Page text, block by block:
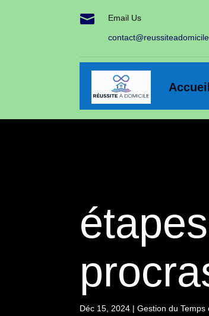
 Email Us
Accueil
Déc 15, 2024 |Gestion du Temps